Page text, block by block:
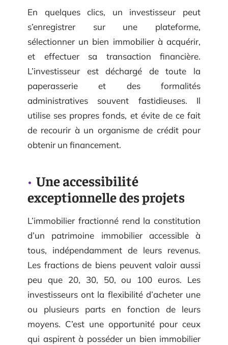
En quelques clics, un investisseur peut
s’enregistrer sur une plateforme,
sélectionner un bien immobilier à acquérir,
et effectuer sa transaction financière.
L’investisseur est déchargé de toute la
paperasserie et des formalités
administratives souvent fastidieuses. Il
utilise ses propres fonds, et évite de ce fait
de recourir à un organisme de crédit pour
obtenir un financement.
Une accessibilité
exceptionnelle des projets
L’immobilier fractionné rend la constitution
d’un patrimoine immobilier accessible à
tous, indépendamment de leurs revenus.
Les fractions de biens peuvent valoir aussi
peu que 20, 30, 50, ou 100 euros. Les
investisseurs ont la flexibilité d’acheter une
ou plusieurs parts en fonction de leurs
moyens. C’est une opportunité pour ceux
qui aspirent à posséder un bien immobilier